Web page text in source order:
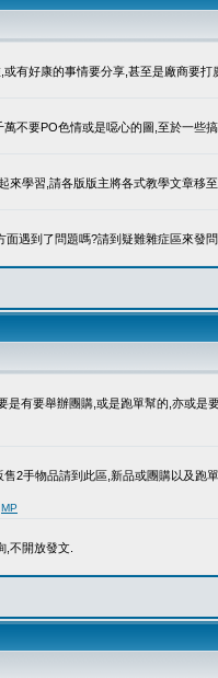
有好康的事情要分享,甚至是廠商要打
不要PO色情或是噁心的圖,至於一些
來學習,請各版版主將各式教學文章移
面遇到了問題嗎?請到疑難雜症區來發
是有要舉辦團購,或是跑單幫的,亦或是
2手物品請到此區,新品或團購以及跑
MP
,不開放發文.